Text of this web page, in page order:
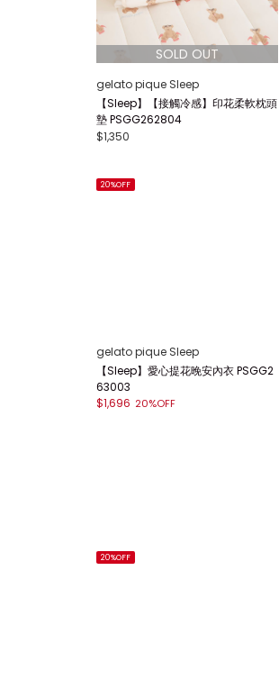
gelato pique Sleep
【Sleep】【接觸冷感】印花柔軟枕頭
墊 PSGG262804
$1,350
20%OFF
20%OFF